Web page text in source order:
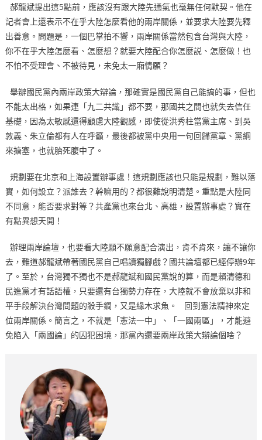
郝龍斌提出這5點前，應該沒有跟大陸先通氣也毫無任何默契。他在
記者會上還表示不在乎大陸怎麼看他的兩岸關係，並要求大陸要先釋
出善意。問題是，一個巴掌拍不響，兩岸關係當然包含台灣與大陸，
你不在乎大陸怎麼看、怎麼想？就要大陸配合你怎麼説、怎麼做！也
不怕不受理會、不被待見，未免太一廂情願？
舉辦國民黨內兩岸政策大辯論，那確實是國民黨自己能搞的事，但也
不能太出格，如果連「九二共識」都不要，那國共之間也就失去信任
基礎，因為太敏感還得顧慮大陸觀感，即使從洪秀柱當黨主席、到吳
敦義、朱立倫都有人在呼籲，最後都被黨中央用一句回歸黨章、黨綱
來搪塞，也就胎死腹中了。
規劃要在北京和上海設置辦事處！這規劃應該也只能是規劃，難以落
實，如何設立？派誰去？幹嘛用的？都很難說明清楚。重點是大陸同
不同意，能否要求對等？共產黨也來台北、高雄，設置辦事處？實在
有點異想天開！
辦理兩岸論壇，也要看大陸願不願意配合演出，肯不肯來，讓不讓你
去，難道郝龍斌帶著國民黨自己唱讀獨腳戲？國共論壇都已經停辦9年
了。至於，台灣獨不獨也不是郝龍斌和國民黨說的算，而是賴清德和
民進黨才有話語權，只要還有台獨勢力存在，大陸就不會放棄以非和
平手段解決台灣問題的殺手鐧，又是緣木求魚。 回到憲法精神來定
位兩岸關係。簡言之，不就是「憲法一中」、「一國兩區」，才能避
免陷入「兩國論」的囚犯困境，那黨內還要兩岸政策大辯論個啥？